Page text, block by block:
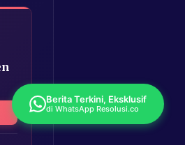
Berita Terkini, Eksklusif
di WhatsApp Resolusi.co